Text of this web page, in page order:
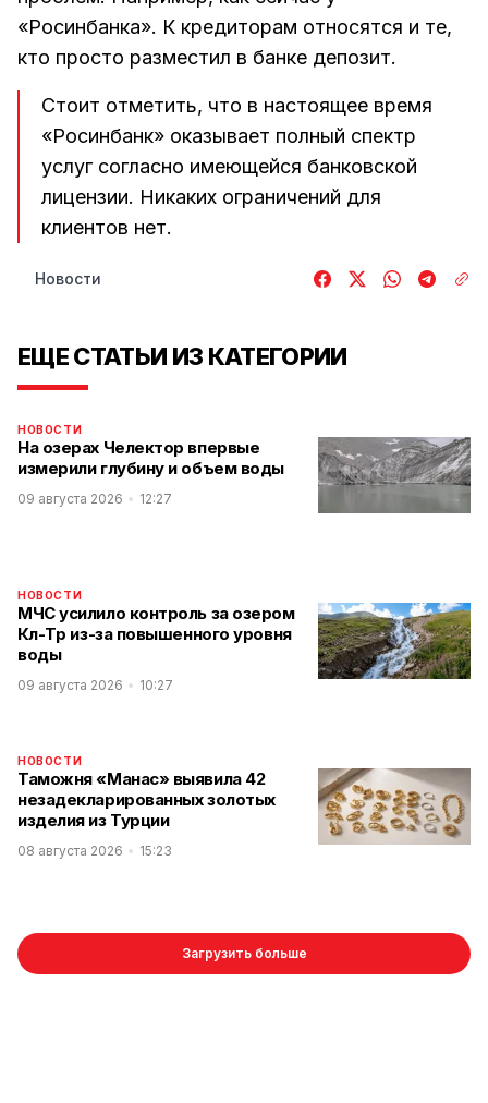
«Росинбанка». К кредиторам относятся и те,
кто просто разместил в банке депозит.
Стоит отметить, что в настоящее время
«Росинбанк» оказывает полный спектр
услуг согласно имеющейся банковской
лицензии. Никаких ограничений для
клиентов нет.
Новости
ЕЩЕ СТАТЬИ ИЗ КАТЕГОРИИ
НОВОСТИ
На озерах Челектор впервые
измерили глубину и объем воды
09 августа 2026 12:27
НОВОСТИ
МЧС усилило контроль за озером
Көл-Төр из-за повышенного уровня
воды
09 августа 2026 10:27
НОВОСТИ
Таможня «Манас» выявила 42
незадекларированных золотых
изделия из Турции
08 августа 2026 15:23
Загрузить больше